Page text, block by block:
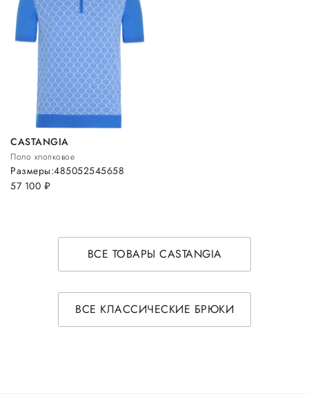
CASTANGIA
Поло хлопковое
57 100 руб.
Размеры:485052545658
ВСЕ ТОВАРЫ CASTANGIA
ВСЕ КЛАССИЧЕСКИЕ БРЮКИ